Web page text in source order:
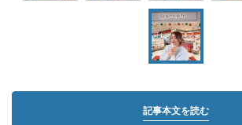
記事本文を読む